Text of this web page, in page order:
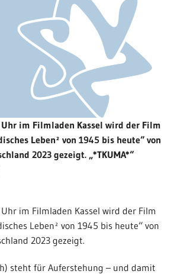
Uhr im Filmladen Kassel wird der Film
Leben² von 1945 bis heute“ von
2023 gezeigt. „*TKUMA*“
im Filmladen Kassel wird der Film
Leben² von 1945 bis heute“ von
2023 gezeigt.
steht für Auferstehung – und damit